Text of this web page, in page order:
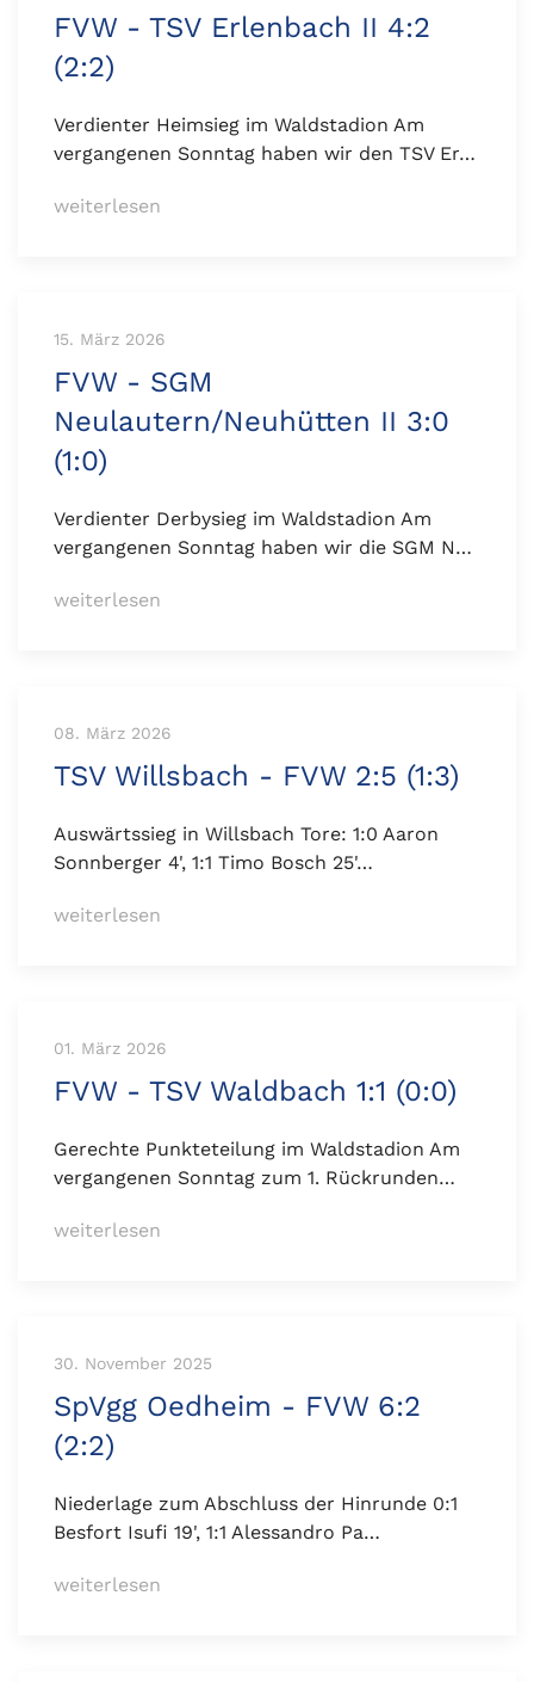
FVW - TSV Erlenbach II 4:2
(2:2)
Verdienter Heimsieg im Waldstadion Am
vergangenen Sonntag haben wir den TSV Er…
weiterlesen
15. März 2026
FVW - SGM
Neulautern/Neuhütten II 3:0
(1:0)
Verdienter Derbysieg im Waldstadion Am
vergangenen Sonntag haben wir die SGM N…
weiterlesen
08. März 2026
TSV Willsbach - FVW 2:5 (1:3)
Auswärtssieg in Willsbach Tore: 1:0 Aaron
Sonnberger 4', 1:1 Timo Bosch 25'…
weiterlesen
01. März 2026
FVW - TSV Waldbach 1:1 (0:0)
Gerechte Punkteteilung im Waldstadion Am
vergangenen Sonntag zum 1. Rückrunden…
weiterlesen
30. November 2025
SpVgg Oedheim - FVW 6:2
(2:2)
Niederlage zum Abschluss der Hinrunde 0:1
Besfort Isufi 19', 1:1 Alessandro Pa…
weiterlesen